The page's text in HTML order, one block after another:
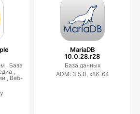
, База
,
, Веб-
MariaDB
10.0.28.r28
База данных
ADM: 3.5.0, x86-64